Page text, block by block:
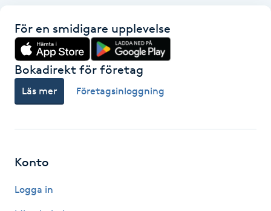
Hyaluronsyra
Hyperhidros
För en smidigare upplevelse
Bokadirekt för företag
Läs mer Företagsinloggning
Konto
Logga in